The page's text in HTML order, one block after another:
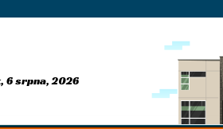
6 srpna, 2026